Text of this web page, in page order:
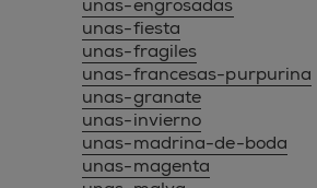
unas-engrosadas
unas-fiesta
unas-fragiles
unas-francesas-purpurina
unas-granate
unas-invierno
unas-madrina-de-boda
unas-magenta